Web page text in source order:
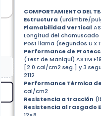
COMPORTAMIENTO DEL
Estructura (urdimbre/
Flamabilidad Vertical
Longitud del chamuscado
Post llama (segundos U x
Performance de
(Test de Maniquí) ASTM
[2.0 cal/cm2 seg.] y 3
2112
Performance Térmica
cal/cm2
Resistencia a tracción
Resistencia al rasgado